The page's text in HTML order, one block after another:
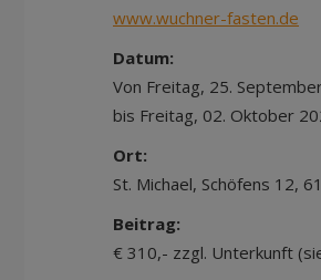
www.wuchner-fasten.de
Datum:
Von Freitag, 25.
bis Freitag, 02. Oktober
Ort:
St. Michael, Schöfens 12,
Beitrag:
€ 310,- zzgl. Unterkunft